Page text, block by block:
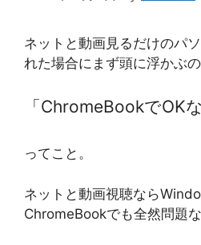
ネットと動画見るだけのパ
れた場合にまず頭に浮かぶ
「ChromeBookでOK
ってこと。
ネットと動画視聴なら
ChromeBookでも全然問題な